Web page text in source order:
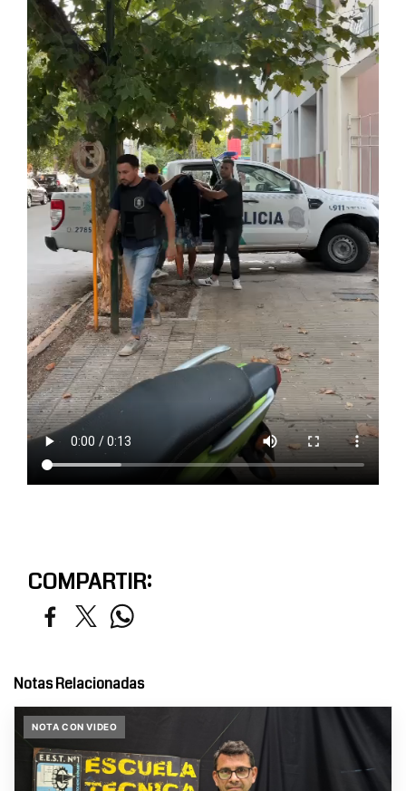
COMPARTIR:
Notas Relacionadas
NOTA CON VIDEO